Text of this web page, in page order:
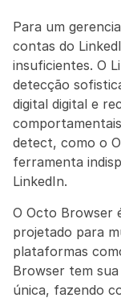
Para um
contas do
insuficientes. O
detecção
digital digital e
detect, como o
ferramenta
LinkedIn.
O Octo Browser
projetado para
plataformas
Browser tem
única, fazendo